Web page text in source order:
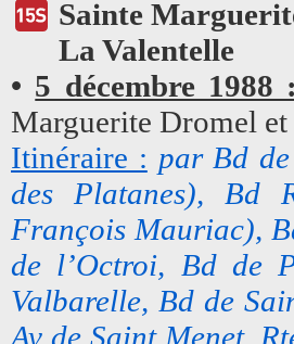
Sainte
La Valentelle
• 5 décembre 1988 :
Marguerite Dromel
Itinéraire : par Bd
des Platanes), Bd
François Mauriac),
de l’Octroi, Bd de
Valbarelle, Bd de
Av de Saint Menet,